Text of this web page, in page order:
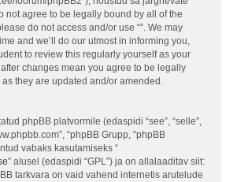
not agree to be legally bound by all of the
do not access and/or use “”. We may
and we’ll do our utmost in informing you,
to review this regularly yourself as your
after changes mean you agree to be legally
they are updated and/or amended.
phpBB platvormile (edaspidi “see”, “selle”,
“phpBB Grupp, “phpBB
vabaks kasutamiseks “
” alusel (edaspidi “GPL”) ja on allalaaditav siit:
tarkvara on vaid vahend internetis arutelude